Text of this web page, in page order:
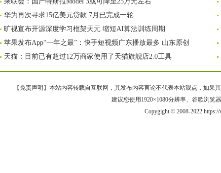
华为再次寻求15亿美元贷款 7月已完成一轮
旷视宣布开源深度学习框架天元 缩短AI算法训练周期
苹果发布App“一年之最”：快手短视频广东播放最多 山东原创
天猫：目前已有超过12万商家使用了天猫旗舰店2.0工具
【免责声明】本站内容转载自互联网，其发布内容言论不代表本站观点，如果
建议您使用1920×1080分辨率、谷歌浏览
Copygight © 2008-2022